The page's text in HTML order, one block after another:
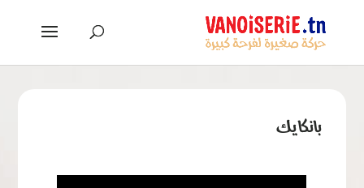
بانكايك